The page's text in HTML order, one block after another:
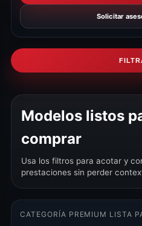
Solicitar
Modelos listos
comprar
Usa los filtros para acotar y
prestaciones sin perder
CATEGORÍA PREMIUM LISTA